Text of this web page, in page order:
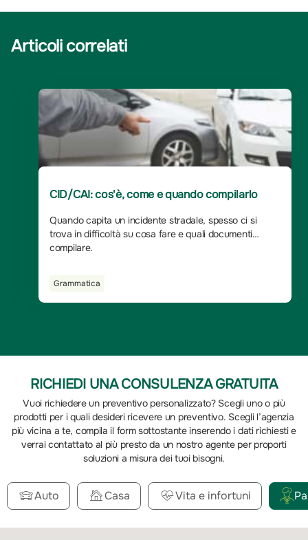
Articoli correlati
CID/CAI: cos'è, come e quando compilarlo
Quando capita un incidente stradale, spesso ci si
trova in difficoltà su cosa fare e quali documenti
compilare.
Grammatica
RICHIEDI UNA CONSULENZA GRATUITA
Vuoi richiedere un preventivo personalizzato? Scegli uno o più
prodotti per i quali desideri ricevere un preventivo. Scegli l’agenzia
più vicina a te, compila il form sottostante inserendo i dati richiesti e
verrai contattato al più presto da un nostro agente per proporti
soluzioni a misura dei tuoi bisogni.
Auto Casa Vita e infortuni